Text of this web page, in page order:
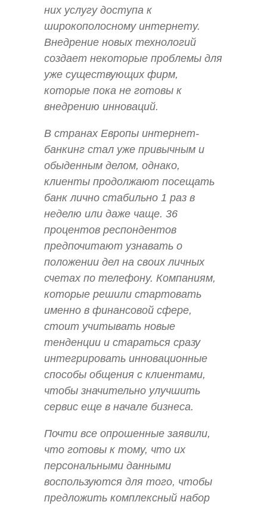
них услугу доступа к
широкополосному интернету.
Внедрение новых технологий
создает некоторые проблемы для
уже существующих фирм,
которые пока не готовы к
внедрению инноваций.
В странах Европы интернет-
банкинг стал уже привычным и
обыденным делом, однако,
клиенты продолжают посещать
банк лично стабильно 1 раз в
неделю или даже чаще. 36
процентов респондентов
предпочитают узнавать о
положении дел на своих личных
счетах по телефону. Компаниям,
которые решили стартовать
именно в финансовой сфере,
стоит учитывать новые
тенденции и стараться сразу
интегрировать инновационные
способы общения с клиентами,
чтобы значительно улучшить
сервис еще в начале бизнеса.
Почти все опрошенные заявили,
что готовы к тому, что их
персональными данными
воспользуются для того, чтобы
предложить комплексный набор